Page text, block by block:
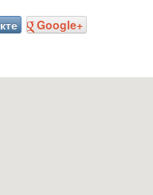
Google+